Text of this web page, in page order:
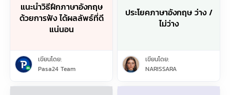
แนะนำวิธีฝึกภาษาอังกฤษ
ด้วยการฟัง ได้ผลลัพธ์ที่ดี
แน่นอน
เขียนโดย:
Pasa24 Team
ประโยคภาษาอังกฤษ ว่าง /
ไม่ว่าง
เขียนโดย:
NARISSARA